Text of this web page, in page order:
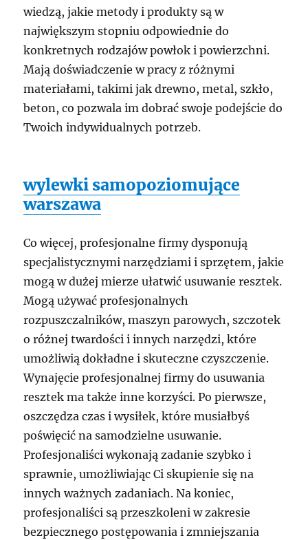
wiedzą, jakie metody i produkty są w
największym stopniu odpowiednie do
konkretnych rodzajów powłok i powierzchni.
Mają doświadczenie w pracy z różnymi
materiałami, takimi jak drewno, metal, szkło,
beton, co pozwala im dobrać swoje podejście do
Twoich indywidualnych potrzeb.
wylewki samopoziomujące
warszawa
Co więcej, profesjonalne firmy dysponują
specjalistycznymi narzędziami i sprzętem, jakie
mogą w dużej mierze ułatwić usuwanie resztek.
Mogą używać profesjonalnych
rozpuszczalników, maszyn parowych, szczotek
o różnej twardości i innych narzędzi, które
umożliwią dokładne i skuteczne czyszczenie.
Wynajęcie profesjonalnej firmy do usuwania
resztek ma także inne korzyści. Po pierwsze,
oszczędza czas i wysiłek, które musiałbyś
poświęcić na samodzielne usuwanie.
Profesjonaliści wykonają zadanie szybko i
sprawnie, umożliwiając Ci skupienie się na
innych ważnych zadaniach. Na koniec,
profesjonaliści są przeszkoleni w zakresie
bezpiecznego postępowania i zmniejszania